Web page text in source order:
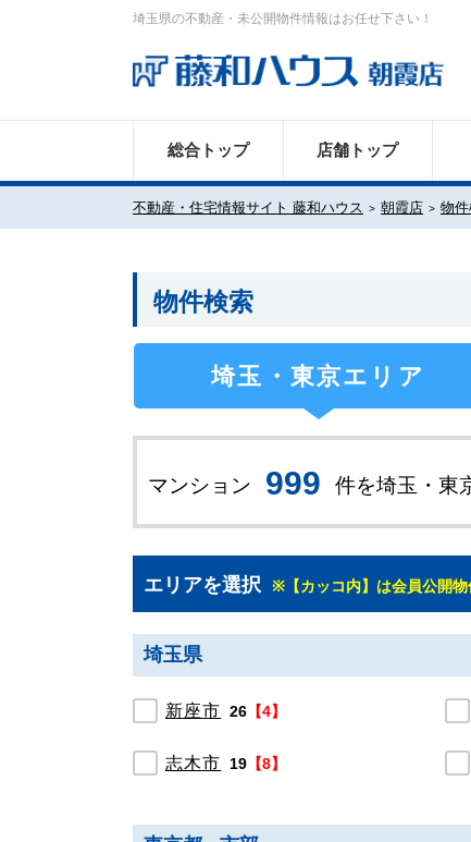
埼玉県の不動産・未公開物件情報はお任せ下さい！
総合トップ 店舗トップ
不動産・住宅情報サイト 藤和ハウス 朝霞店 物
物件検索
埼玉・東京エリア
マンション 999 件を埼玉・東
エリアを選択 ※【カッコ内】は会員公開物
埼玉県
新座市 26 【4】
志木市 19 【8】